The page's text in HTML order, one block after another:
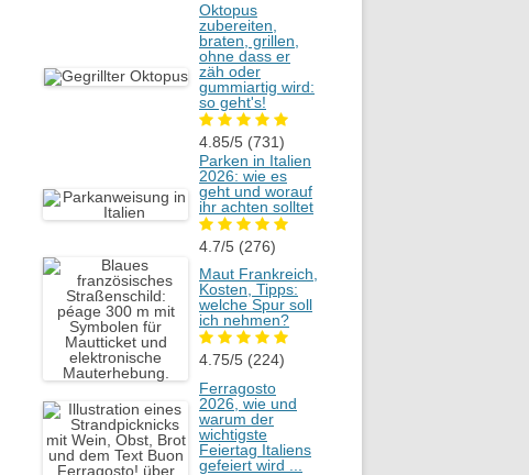
Oktopus
zubereiten,
braten, grillen,
ohne dass er
zäh oder
gummiartig wird:
so geht's!
4.85/5 (731)
Parken in Italien
2026: wie es
geht und worauf
ihr achten solltet
4.7/5 (276)
Maut Frankreich,
Kosten, Tipps:
welche Spur soll
ich nehmen?
4.75/5 (224)
Ferragosto
2026, wie und
warum der
wichtigste
Feiertag Italiens
gefeiert wird ...